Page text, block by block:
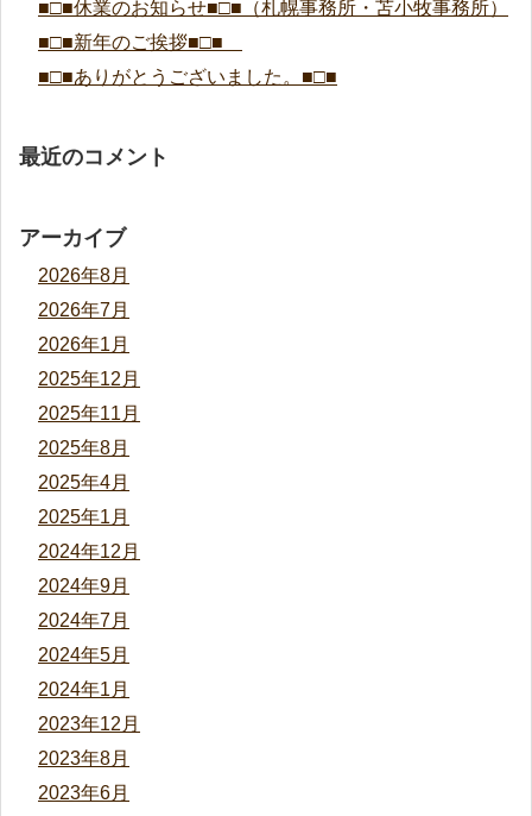
■□■休業のお知らせ■□■（札幌事務所・苫小牧事務所）
■□■新年のご挨拶■□■
■□■ありがとうございました。■□■
最近のコメント
アーカイブ
2026年8月
2026年7月
2026年1月
2025年12月
2025年11月
2025年8月
2025年4月
2025年1月
2024年12月
2024年9月
2024年7月
2024年5月
2024年1月
2023年12月
2023年8月
2023年6月